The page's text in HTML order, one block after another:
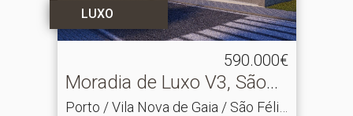
LUXO
590.000€
Moradia de Luxo V3, São
Félix da Marinha, Vil.​..
Porto / Vila Nova de Gaia / São Félix